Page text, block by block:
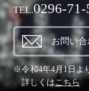
TEL.0296-71-
お問い
※令和4年4月1日よ
詳しくはこちら